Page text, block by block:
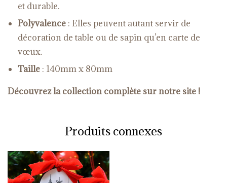
et durable.
Polyvalence : Elles peuvent autant servir de
décoration de table ou de sapin qu’en carte de
vœux.
Taille : 140mm x 80mm
Découvrez la collection complète sur notre site !
Produits connexes